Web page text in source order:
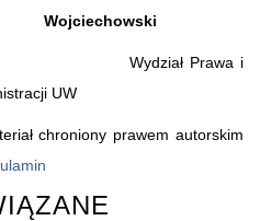
Wojciechowski
Prawa i
UW
chroniony prawem autorskim